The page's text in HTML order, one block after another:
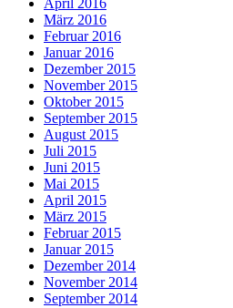
März 2016
Februar 2016
Januar 2016
Dezember 2015
November 2015
Oktober 2015
September 2015
August 2015
Juli 2015
Juni 2015
Mai 2015
April 2015
März 2015
Februar 2015
Januar 2015
Dezember 2014
November 2014
September 2014